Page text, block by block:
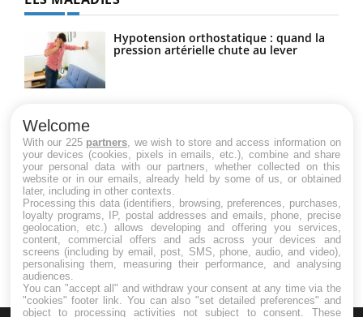
Hypotension orthostatique : quand la
pression artérielle chute au lever
Maladie de Charcot (Sclérose latérale
amyotrophique)
Welcome
With our 225 partners , we wish to store and access information on
your devices (cookies, pixels in emails, etc.), combine and share
your personal data with our partners, whether collected on this
website or in our emails, already held by some of us, or obtained
later, including in other contexts.
Processing this data (identifiers, browsing, preferences, purchases,
loyalty programs, IP, postal addresses and emails, phone, precise
geolocation, etc.) allows developing and offering you services,
content, commercial offers and ads across your devices and
screens (including by email, post, SMS, phone, audio, and video),
personalising them, measuring their performance, and analysing
audiences.
You can "accept all" and withdraw your consent at any time via the
"cookies" footer link . You can also "set detailed preferences" and
object to processing activities not subject to consent. These